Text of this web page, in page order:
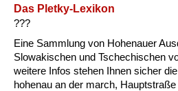
Das Pletky-Lexikon
???
Eine Sammlung von Hohenauer
Slowakischen und Tschechischen
weitere Infos stehen Ihnen sicher
hohenau an der march,